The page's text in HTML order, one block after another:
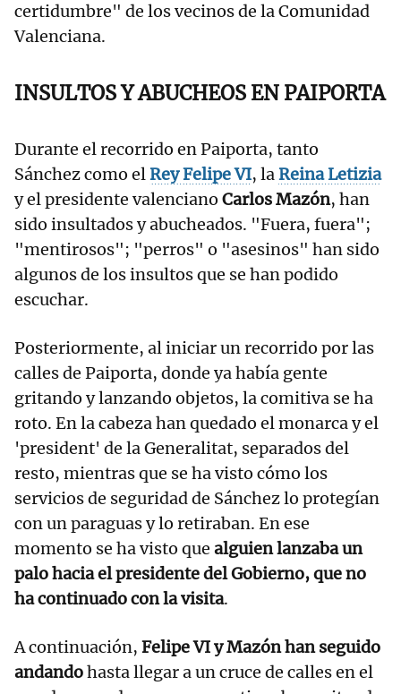
certidumbre" de los vecinos de la Comunidad
Valenciana.
INSULTOS Y ABUCHEOS EN PAIPORTA
Durante el recorrido en Paiporta, tanto
Sánchez como elRey Felipe VI, laReina Letizia
y el presidente valenciano Carlos Mazón, han
sido insultados y abucheados. "Fuera, fuera";
"mentirosos"; "perros" o "asesinos" han sido
algunos de los insultos que se han podido
escuchar.
Posteriormente, al iniciar un recorrido por las
calles de Paiporta, donde ya había gente
gritando y lanzando objetos, la comitiva se ha
roto. En la cabeza han quedado el monarca y el
'president' de la Generalitat, separados del
resto, mientras que se ha visto cómo los
servicios de seguridad de Sánchez lo protegían
con un paraguas y lo retiraban. En ese
momento se ha visto que alguien lanzaba un
palo hacia el presidente del Gobierno, que no
ha continuado con la visita.
A continuación, Felipe VI y Mazón han seguido
andandohasta llegar a un cruce de calles en el